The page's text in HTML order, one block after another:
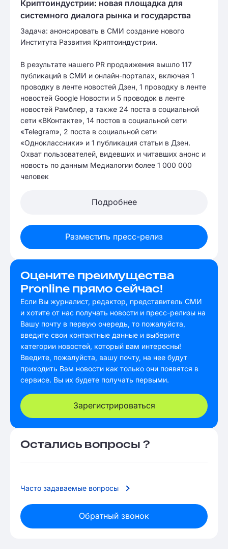
Криптоиндустрии: новая площадка для
системного диалога рынка и государства
Задача: анонсировать в СМИ создание нового
Института Развития Криптоиндустрии.
В результате нашего PR продвижения вышло 117
публикаций в СМИ и онлайн-порталах, включая 1
проводку в ленте новостей Дзен, 1 проводку в ленте
новостей Google Новости и 5 проводок в ленте
новостей Рамблер, а также 24 поста в социальной
сети «ВКонтакте», 14 постов в социальной сети
«Telegram», 2 поста в социальной сети
«Одноклассники» и 1 публикация статьи в Дзен.
Охват пользователей, видевших и читавших анонс и
новость по данным Медиалогии более 1 000 000
человек
Подробнее
Разместить пресс-релиз
Оцените преимущества
Pronline прямо сейчас!
Если Вы журналист, редактор, представитель СМИ
и хотите от нас получать новости и пресс-релизы на
Вашу почту в первую очередь, то пожалуйста,
введите свои контактные данные и выберите
категории новостей, который вам интересны!
Введите, пожалуйста, вашу почту, на нее будут
приходить Вам новости как только они появятся в
сервисе. Вы их будете получать первыми.
Зарегистрироваться
Остались вопросы ?
Часто задаваемые вопросы
Обратный звонок